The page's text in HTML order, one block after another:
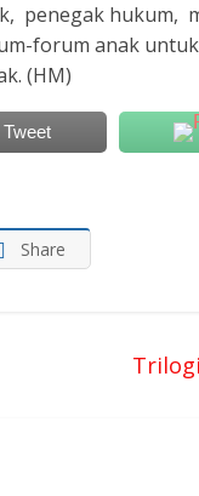
penegak hukum,
forum anak
(HM)
Tweet
Share